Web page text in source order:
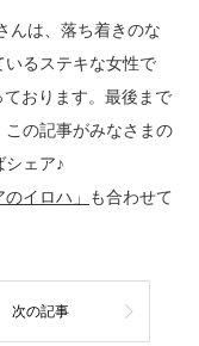
んは、落ち着きのな
るステキな女性で
おります。最後まで
の記事がみなさまの
シェア♪
イロハ」
も合わせて
次の記事